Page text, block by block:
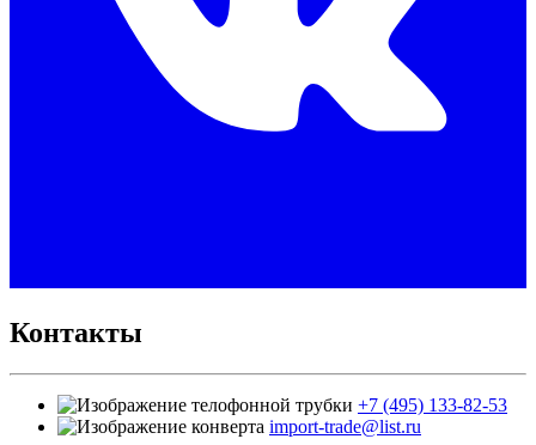
Контакты
+7 (495) 133-82-53
import-trade@list.ru